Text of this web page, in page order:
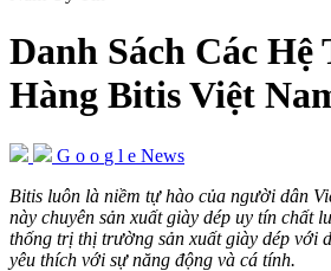
Danh Sách Các Hệ
Hàng Bitis Việt
G o o g l e News
Bitis luôn là niềm tự hào của người dân
này chuyên sản xuất giày dép uy tín chất
thống trị thị trường sản xuất giày dép với
yêu thích với sự năng động và cá tính.